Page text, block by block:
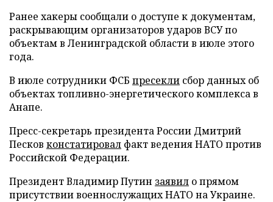
Ранее хакеры сообщали о доступе к документам,
раскрывающим организаторов ударов ВСУ по
объектам в Ленинградской области в июле этого
года.
В июле сотрудники ФСБ пресекли сбор данных об
объектах топливно-энергетического комплекса в
Анапе.
Пресс-секретарь президента России Дмитрий
Песков констатировал факт ведения НАТО против
Российской Федерации.
Президент Владимир Путин заявил о прямом
присутствии военнослужащих НАТО на Украине.